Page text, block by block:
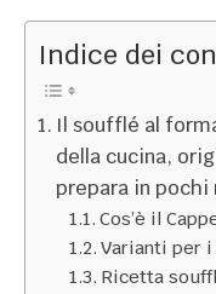
Indice dei
Il soufflé al
della cucina,
prepara in pochi
Cos’è il
Varianti per
Ricetta